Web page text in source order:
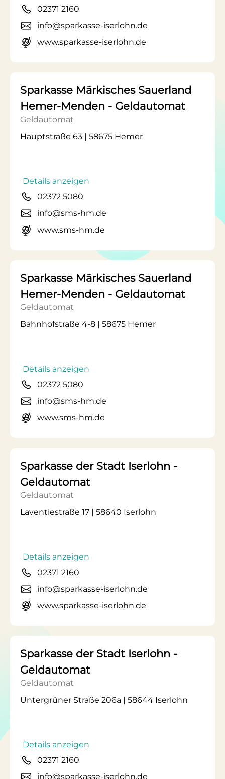
02371 2160
info@sparkasse-iserlohn.de
www.sparkasse-iserlohn.de
Sparkasse Märkisches Sauerland
Hemer-Menden - Geldautomat
Geldautomat
Hauptstraße 63 | 58675 Hemer
Details anzeigen
02372 5080
info@sms-hm.de
www.sms-hm.de
Sparkasse Märkisches Sauerland
Hemer-Menden - Geldautomat
Geldautomat
Bahnhofstraße 4-8 | 58675 Hemer
Details anzeigen
02372 5080
info@sms-hm.de
www.sms-hm.de
Sparkasse der Stadt Iserlohn -
Geldautomat
Geldautomat
Laventiestraße 17 | 58640 Iserlohn
Details anzeigen
02371 2160
info@sparkasse-iserlohn.de
www.sparkasse-iserlohn.de
Sparkasse der Stadt Iserlohn -
Geldautomat
Geldautomat
Untergrüner Straße 206a | 58644 Iserlohn
Details anzeigen
02371 2160
info@sparkasse-iserlohn.de